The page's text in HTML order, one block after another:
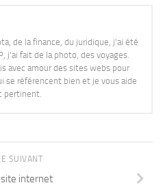
de la finance, du juridique, j'ai été
j'ai fait de la photo, des voyages.
avec amour des sites webs pour
se référencent bien et je vous aide
pertinent.
SUIVANT
internet